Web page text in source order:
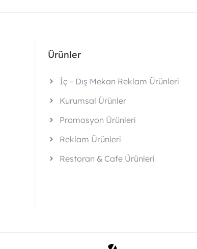
Ürünler
İç – Dış Mekan Reklam Ürünleri
Kurumsal Ürünler
Promosyon Ürünleri
Reklam Ürünleri
Restoran & Cafe Ürünleri